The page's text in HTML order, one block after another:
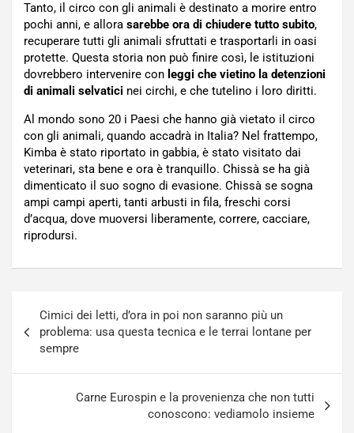
Tanto, il circo con gli animali è destinato a morire entro
pochi anni, e allora sarebbe ora di chiudere tutto subito,
recuperare tutti gli animali sfruttati e trasportarli in oasi
protette. Questa storia non può finire così, le istituzioni
dovrebbero intervenire con leggi che vietino la detenzioni
di animali selvatici nei circhi, e che tutelino i loro diritti.
Al mondo sono 20 i Paesi che hanno già vietato il circo
con gli animali, quando accadrà in Italia? Nel frattempo,
Kimba è stato riportato in gabbia, è stato visitato dai
veterinari, sta bene e ora è tranquillo. Chissà se ha già
dimenticato il suo sogno di evasione. Chissà se sogna
ampi campi aperti, tanti arbusti in fila, freschi corsi
d’acqua, dove muoversi liberamente, correre, cacciare,
riprodursi.
articoli
Cimici dei letti, d’ora in poi non saranno più un
problema: usa questa tecnica e le terrai lontane per
sempre
Carne Eurospin e la provenienza che non tutti
conoscono: vediamolo insieme